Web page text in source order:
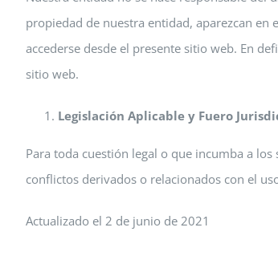
propiedad de nuestra entidad, aparezcan en
accederse desde el presente sitio web. En
sitio web.
Legislación Aplicable y Fuero
Para toda cuestión legal o que incumba a
conflictos derivados o relacionados con el
Actualizado el 2 de junio de 2021